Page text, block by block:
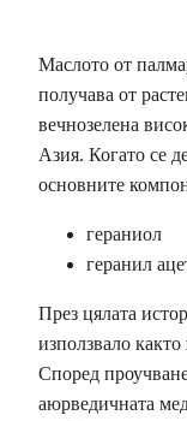
Маслото от
получава от
вечнозелена
Азия. Когато се
основните
гераниол
геранил
През цялата
използвало
Според
аюрведичната